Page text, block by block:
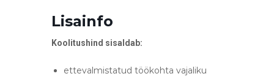
Lisainfo
Koolitushind sisaldab:
ettevalmistatud töökohta vajaliku